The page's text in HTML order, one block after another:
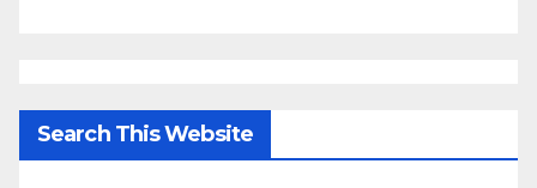
Search This Website